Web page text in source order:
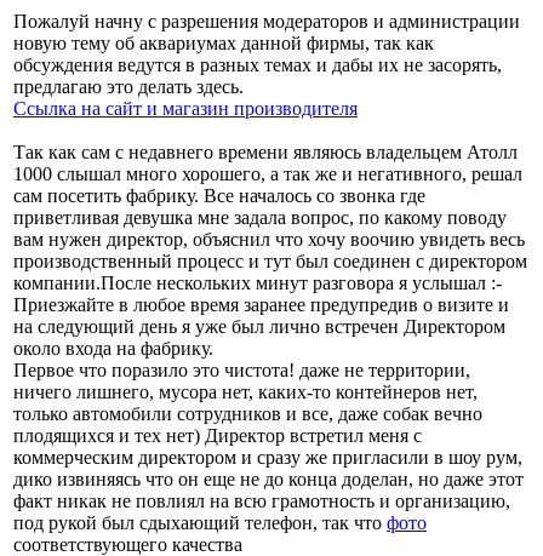
Пожалуй начну с разрешения модераторов и администрации
новую тему об аквариумах данной фирмы, так как
обсуждения ведутся в разных темах и дабы их не засорять,
предлагаю это делать здесь.
Ссылка на сайт и магазин производителя
Так как сам с недавнего времени являюсь владельцем Атолл
1000 слышал много хорошего, а так же и негативного, решал
сам посетить фабрику. Все началось со звонка где
приветливая девушка мне задала вопрос, по какому поводу
вам нужен директор, объяснил что хочу воочию увидеть весь
производственный процесс и тут был соединен с директором
компании.После нескольких минут разговора я услышал :-
Приезжайте в любое время заранее предупредив о визите и
на следующий день я уже был лично встречен Директором
около входа на фабрику.
Первое что поразило это чистота! даже не территории,
ничего лишнего, мусора нет, каких-то контейнеров нет,
только автомобили сотрудников и все, даже собак вечно
плодящихся и тех нет) Директор встретил меня с
коммерческим директором и сразу же пригласили в шоу рум,
дико извиняясь что он еще не до конца доделан, но даже этот
факт никак не повлиял на всю грамотность и организацию,
под рукой был сдыхающий телефон, так что фото
соответствующего качества